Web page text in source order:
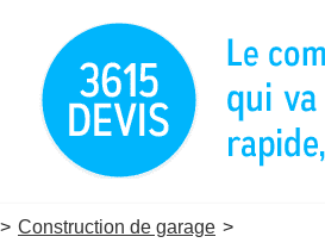
> Construction de garage >